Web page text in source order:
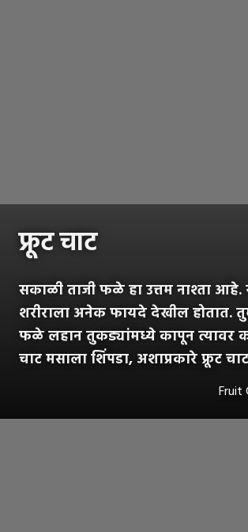
फ्रूट चाट
सकाळी ताजी फळे हा उत्तम नाश्ता
शरीराला अनेक फायदे देखील होतात.
फळे लहान तुकड्यांमध्ये कापून त्यावर
चाट मसाला शिंपडा, अशाप्रकारे फ्रूट
Fruit